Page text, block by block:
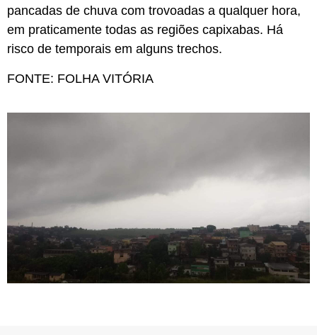
pancadas de chuva com trovoadas a qualquer hora,
em praticamente todas as regiões capixabas. Há
risco de temporais em alguns trechos.
FONTE: FOLHA VITÓRIA